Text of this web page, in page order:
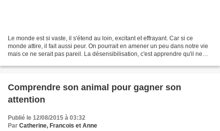
Le monde est si vaste, il s'étend au loin, excitant et effrayant. Car si ce
monde attire, il fait aussi peur. On pourrait en amener un peu dans notre vie
mais ce ne serait pas pareil. La désensibilisation, c'est apprendre qu'il ne
Comprendre son animal pour gagner son
attention
Publié le 12/08/2015 à 03:32
Par Catherine, Francois et Anne